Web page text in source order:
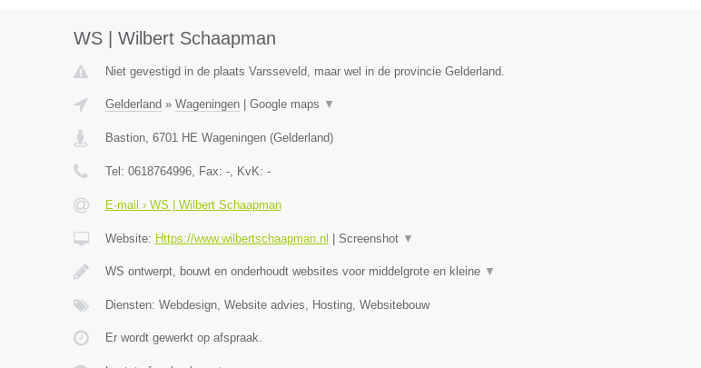
WS | Wilbert Schaapman
Niet gevestigd in de plaats Varsseveld, maar wel in de provincie Gelderland.
Gelderland » Wageningen| Google maps ▼
Bastion, 6701 HE Wageningen(Gelderland)
Tel: 0618764996, Fax: -, KvK: -
E-mail › WS | Wilbert Schaapman
Website: Https://www.wilbertschaapman.nl Screenshot ▼
WS ontwerpt, bouwt en onderhoudt websites voor middelgrote en kleine ▼
Diensten: Webdesign, Website advies, Hosting, Websitebouw
Er wordt gewerkt op afspraak.